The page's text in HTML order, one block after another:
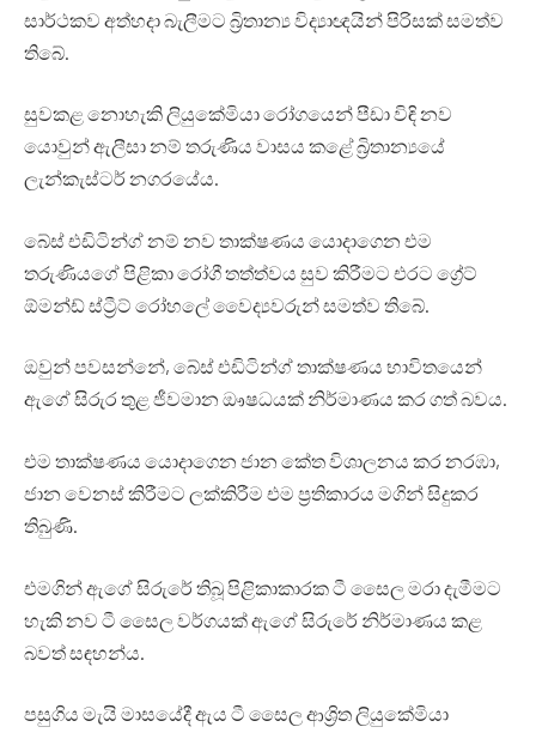
සාර්ථකව අත්හදා බැලීමට බ්‍රිතාන්‍ය විද්‍යාඥයින් පිරිසක් සමත්ව
තිබේ.
සුවකළ නොහැකි ලියුකේමියා රෝගයෙන් පීඩා විඳි නව
යොවුන් ඇලීසා නම් තරුණිය වාසය කළේ බ්‍රිතාන්‍යයේ
ලැන්කැස්ටර් නගරයේය.
බේස් එඩිටින්ග් නම් නව තාක්ෂණය යොදාගෙන එම
තරුණියගේ පිළිකා රෝගී තත්ත්වය සුව කිරීමට එරට ග්‍රේට්
ඕමන්ඩ් ස්ට්‍රීට් රෝහලේ වෛද්‍යවරුන් සමත්ව තිබේ.
ඔවුන් පවසන්නේ, බේස් එඩිටින්ග් තාක්ෂණය භාවිතයෙන්
ඇගේ සිරුර තුළ ජීවමාන ඖෂධයක් නිර්මාණය කර ගත් බවය.
එම තාක්ෂණය යොදාගෙන ජාන කේත විශාලනය කර නරඹා,
ජාන වෙනස් කිරීමට ලක්කිරීම එම ප්‍රතිකාරය මගින් සිදුකර
තිබුණි.
එමගින් ඇගේ සිරුරේ තිබූ පිළිකාකාරක ටී සෛල මරා දැමීමට
හැකි නව ටී සෛල වර්ගයක් ඇගේ සිරුරේ නිර්මාණය කළ
බවත් සඳහන්ය.
පසුගිය මැයි මාසයේදී ඇය ටී සෛල ආශ්‍රිත ලියුකේමියා